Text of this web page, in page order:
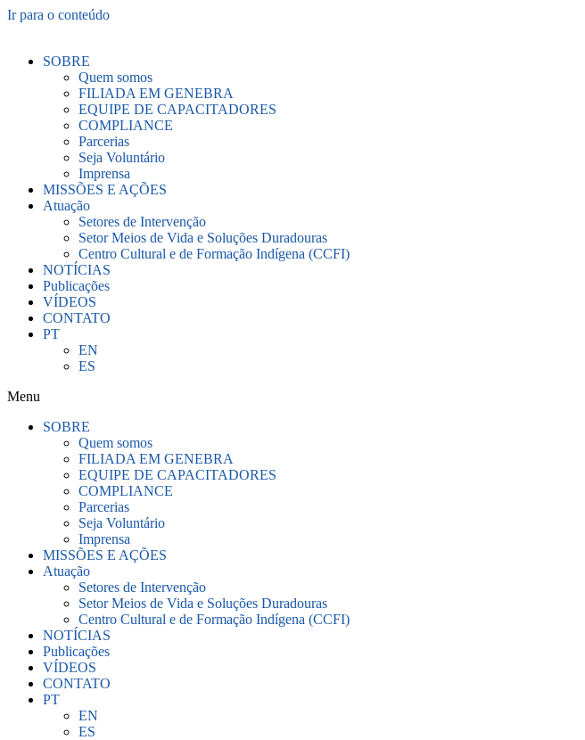
Ir para o conteúdo
SOBRE
Quem somos
FILIADA EM GENEBRA
EQUIPE DE CAPACITADORES
COMPLIANCE
Parcerias
Seja Voluntário
Imprensa
MISSÕES E AÇÕES
Atuação
Setores de Intervenção
Setor Meios de Vida e Soluções Duradouras
Centro Cultural e de Formação Indígena (CCFI)
NOTÍCIAS
Publicações
VÍDEOS
CONTATO
PT
EN
ES
Menu
SOBRE
Quem somos
FILIADA EM GENEBRA
EQUIPE DE CAPACITADORES
COMPLIANCE
Parcerias
Seja Voluntário
Imprensa
MISSÕES E AÇÕES
Atuação
Setores de Intervenção
Setor Meios de Vida e Soluções Duradouras
Centro Cultural e de Formação Indígena (CCFI)
NOTÍCIAS
Publicações
VÍDEOS
CONTATO
PT
EN
ES